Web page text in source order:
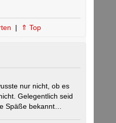
| ⇑ Top
nur nicht, ob es
Gelegentlich seid
Späße bekannt…